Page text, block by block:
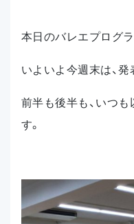
本日のバレエプログ
いよいよ今週末は、発
前半も後半も、いつ
す。